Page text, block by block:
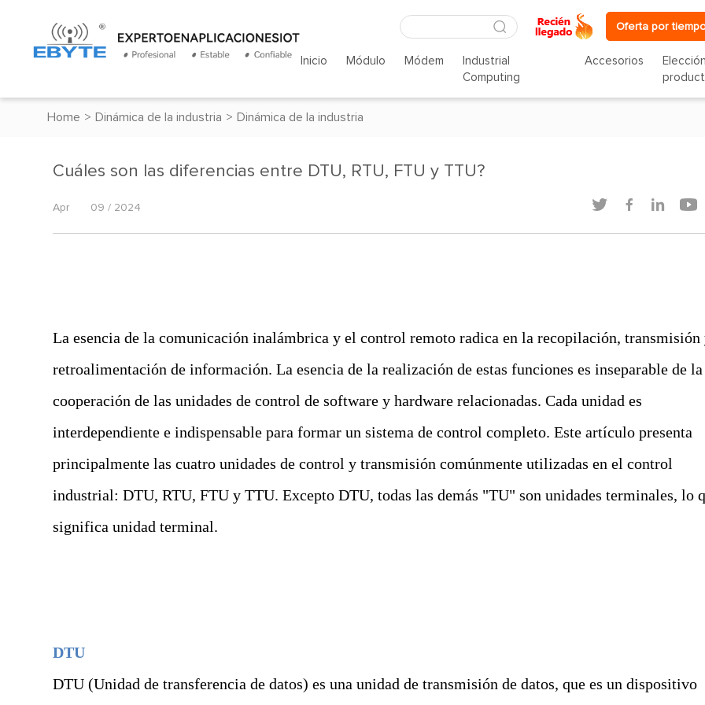
Oferta por
Inicio Módulo Módem
Industrial
Computing
Accesorios
Home > Dinámica de la industria > Dinámica de la industria
Cuáles son las diferencias entre DTU, RTU, FTU y TTU?
Apr 09 / 2024    
La esencia de la comunicación inalámbrica y el control remoto radica en la recopilación, transmisión
retroalimentación de información. La esencia de la realización de estas funciones es inseparable de la
cooperación de las unidades de control de software y hardware relacionadas. Cada unidad es
interdependiente e indispensable para formar un sistema de control completo. Este artículo presenta
principalmente las cuatro unidades de control y transmisión comúnmente utilizadas en el control
industrial: DTU, RTU, FTU y TTU. Excepto DTU, todas las demás "TU" son unidades terminales, lo
significa unidad terminal.
DTU
DTU (Unidad de transferencia de datos) es una unidad de transmisión de datos, que es un dispositivo